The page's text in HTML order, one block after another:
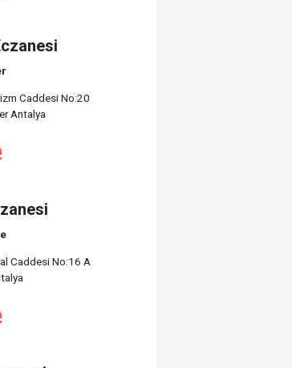
Caddesi No:20
Antalya
Caddesi No:16 A